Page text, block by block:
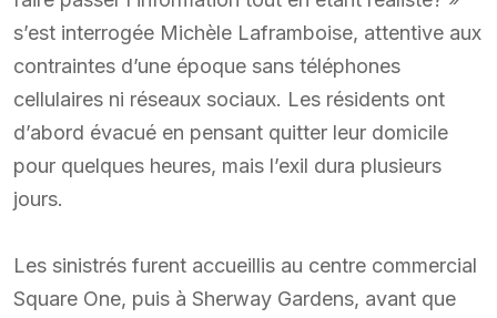
s’est interrogée Michèle Laframboise, attentive aux
contraintes d’une époque sans téléphones
cellulaires ni réseaux sociaux. Les résidents ont
d’abord évacué en pensant quitter leur domicile
pour quelques heures, mais l’exil dura plusieurs
jours.
Les sinistrés furent accueillis au centre commercial
Square One, puis à Sherway Gardens, avant que